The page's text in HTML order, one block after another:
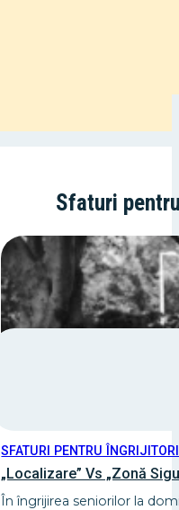
Sfaturi
SFATURI PENTRU ÎNGRIJITORI
„Localizare” Vs „Zonă
În îngrijirea seniorilor la